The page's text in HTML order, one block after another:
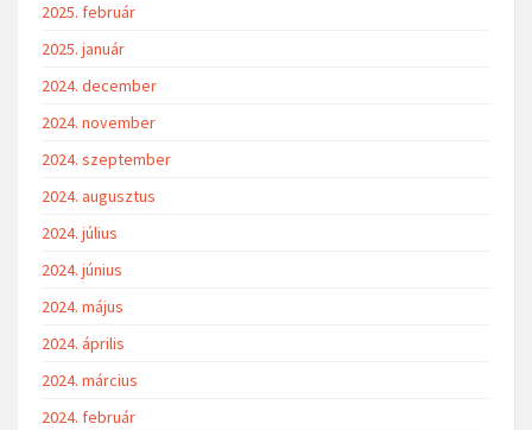
2025. február
2025. január
2024. december
2024. november
2024. szeptember
2024. augusztus
2024. július
2024. június
2024. május
2024. április
2024. március
2024. február